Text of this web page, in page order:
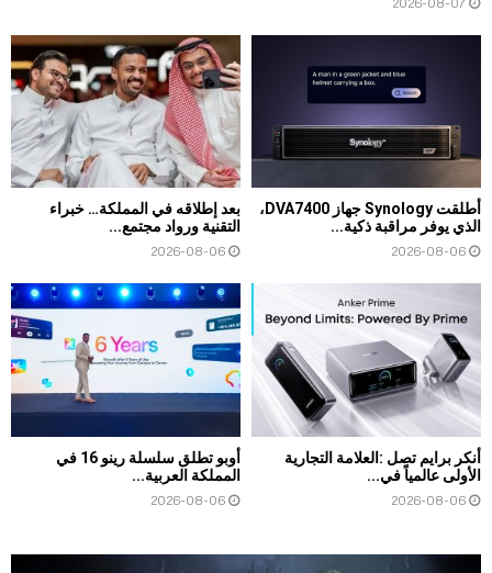
أطلقت Synology جهاز DVA7400،
الذي يوفر مراقبة ذكية...
2026-08-06
بعد إطلاقه في المملكة… خبراء
التقنية ورواد مجتمع...
2026-08-06
أنكر برايم تصل :العلامة التجارية
الأولى عالمياً في...
2026-08-06
أوبو تطلق سلسلة رينو 16 في
المملكة العربية...
2026-08-06